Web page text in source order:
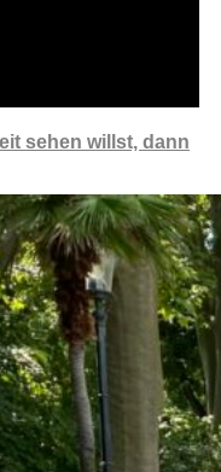
sehen willst, dann